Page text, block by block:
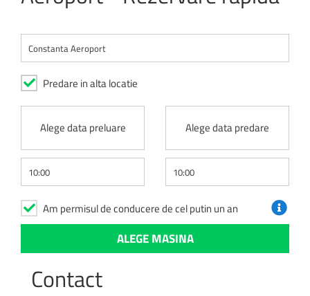
Predare in alta locatie
Alege data preluare Alege data predare
Am permisul de conducere de cel putin un an
Contact